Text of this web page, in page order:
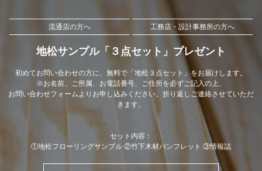
流通店の方へ 工務店・設計事務所の方へ
地松サンプル「３点セット」プレゼント
初めてお問い合わせの方に、無料で「地松３点セット」をお届けします。
※お名前、ご所属、お電話番号、ご住所を必ずご記入の上、
お問い合わせフォームよりお申し込みください。折り返しご連絡させていただ
きます。
セット内容：
①地松フローリングサンプル ②竹下木材パンフレット ③情報誌